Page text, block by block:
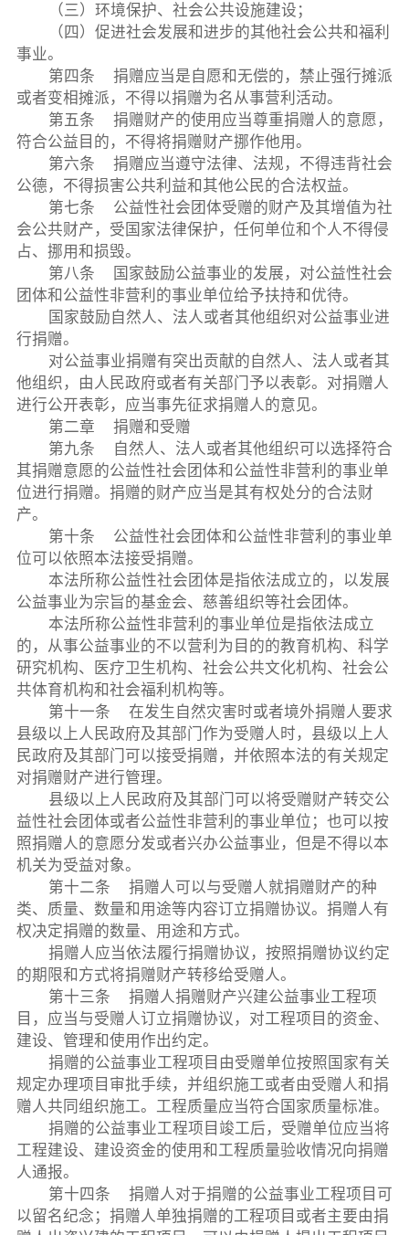
（三）环境保护、社会公共设施建设；
（四）促进社会发展和进步的其他社会公共和福利
事业。
第四条 捐赠应当是自愿和无偿的，禁止强行摊派
或者变相摊派，不得以捐赠为名从事营利活动。
第五条 捐赠财产的使用应当尊重捐赠人的意愿，
符合公益目的，不得将捐赠财产挪作他用。
第六条 捐赠应当遵守法律、法规，不得违背社会
公德，不得损害公共利益和其他公民的合法权益。
第七条 公益性社会团体受赠的财产及其增值为社
会公共财产，受国家法律保护，任何单位和个人不得侵
占、挪用和损毁。
第八条 国家鼓励公益事业的发展，对公益性社会
团体和公益性非营利的事业单位给予扶持和优待。
国家鼓励自然人、法人或者其他组织对公益事业进
行捐赠。
对公益事业捐赠有突出贡献的自然人、法人或者其
他组织，由人民政府或者有关部门予以表彰。对捐赠人
进行公开表彰，应当事先征求捐赠人的意见。
第二章 捐赠和受赠
第九条 自然人、法人或者其他组织可以选择符合
其捐赠意愿的公益性社会团体和公益性非营利的事业单
位进行捐赠。捐赠的财产应当是其有权处分的合法财
产。
第十条 公益性社会团体和公益性非营利的事业单
位可以依照本法接受捐赠。
本法所称公益性社会团体是指依法成立的，以发展
公益事业为宗旨的基金会、慈善组织等社会团体。
本法所称公益性非营利的事业单位是指依法成立
的，从事公益事业的不以营利为目的的教育机构、科学
研究机构、医疗卫生机构、社会公共文化机构、社会公
共体育机构和社会福利机构等。
第十一条 在发生自然灾害时或者境外捐赠人要求
县级以上人民政府及其部门作为受赠人时，县级以上人
民政府及其部门可以接受捐赠，并依照本法的有关规定
对捐赠财产进行管理。
县级以上人民政府及其部门可以将受赠财产转交公
益性社会团体或者公益性非营利的事业单位；也可以按
照捐赠人的意愿分发或者兴办公益事业，但是不得以本
机关为受益对象。
第十二条 捐赠人可以与受赠人就捐赠财产的种
类、质量、数量和用途等内容订立捐赠协议。捐赠人有
权决定捐赠的数量、用途和方式。
捐赠人应当依法履行捐赠协议，按照捐赠协议约定
的期限和方式将捐赠财产转移给受赠人。
第十三条 捐赠人捐赠财产兴建公益事业工程项
目，应当与受赠人订立捐赠协议，对工程项目的资金、
建设、管理和使用作出约定。
捐赠的公益事业工程项目由受赠单位按照国家有关
规定办理项目审批手续，并组织施工或者由受赠人和捐
赠人共同组织施工。工程质量应当符合国家质量标准。
捐赠的公益事业工程项目竣工后，受赠单位应当将
工程建设、建设资金的使用和工程质量验收情况向捐赠
人通报。
第十四条 捐赠人对于捐赠的公益事业工程项目可
以留名纪念；捐赠人单独捐赠的工程项目或者主要由捐